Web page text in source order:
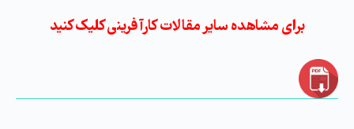
برای مشاهده سایر مقالات کارآفرینی کلیک کنید